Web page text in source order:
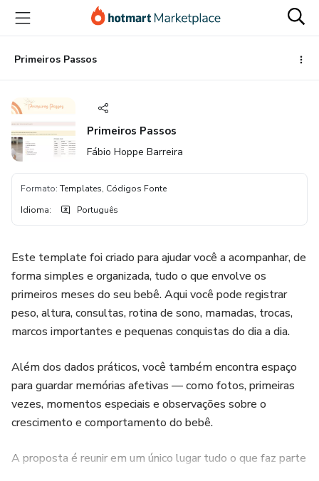
para
conteúdo
principal
para
pagamento
para
rodapé
Primeiros Passos
Primeiros Passos
Fábio Hoppe Barreira
Formato: Templates, Códigos Fonte
Idioma: Português
Este template foi criado para ajudar você a acompanhar, de
forma simples e organizada, tudo o que envolve os
primeiros meses do seu bebê. Aqui você pode registrar
peso, altura, consultas, rotina de sono, mamadas, trocas,
marcos importantes e pequenas conquistas do dia a dia.
Além dos dados práticos, você também encontra espaço
para guardar memórias afetivas — como fotos, primeiras
vezes, momentos especiais e observações sobre o
crescimento e comportamento do bebê.
A proposta é reunir em um único lugar tudo o que faz parte